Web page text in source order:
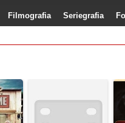
Filmografia Seriegrafia